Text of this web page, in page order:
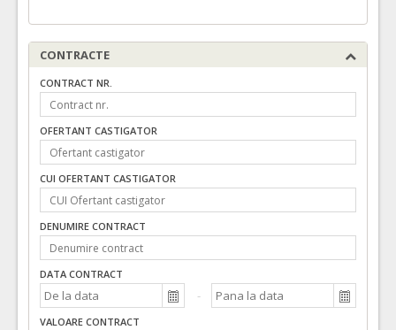
CONTRACTE
CONTRACT NR.
OFERTANT CASTIGATOR
CUI OFERTANT CASTIGATOR
DENUMIRE CONTRACT
DATA CONTRACT
VALOARE CONTRACT